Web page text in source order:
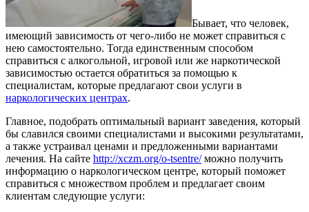
Бывает, что человек,
имеющий зависимость от чего-либо не может справиться с
нею самостоятельно. Тогда единственным способом
справиться с алкогольной, игровой или же наркотической
зависимостью остается обратиться за помощью к
специалистам, которые предлагают свои услуги в
наркологических центрах.
Главное, подобрать оптимальный вариант заведения, который
бы славился своими специалистами и высокими результатами,
а также устраивал ценами и предложенными вариантами
лечения. На сайте http://xczm.org/o-tsentre/можно получить
информацию о наркологическом центре, который поможет
справиться с множеством проблем и предлагает своим
клиентам следующие услуги: